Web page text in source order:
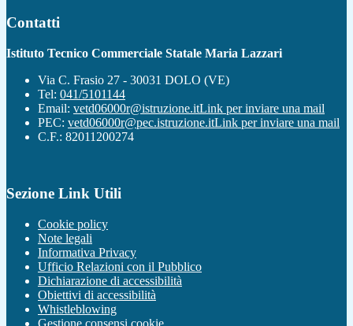
Contatti
Istituto Tecnico Commerciale Statale Maria Lazzari
Via C. Frasio 27 - 30031 DOLO (VE)
Tel: 041/5101144
Email: vetd06000r@istruzione.itLink per inviare una mail
PEC: vetd06000r@pec.istruzione.itLink per inviare una mail
C.F.: 82011200274
Sezione Link Utili
Cookie policy
Note legali
Informativa Privacy
Ufficio Relazioni con il Pubblico
Dichiarazione di accessibilità
Obiettivi di accessibilità
Whistleblowing
Gestione consensi cookie